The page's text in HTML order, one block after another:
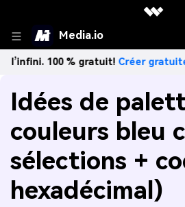
Media.io
% gratuit!Créer gratuitement→
Idées de
couleurs bleu
sélections +
hexadécimal)